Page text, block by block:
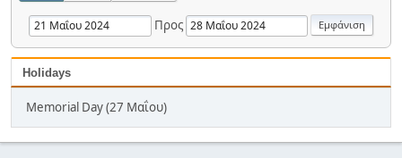
Προς
Holidays
Memorial Day (27 Μαΐου)